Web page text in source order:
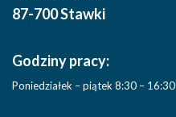
87-700 Stawki
Godziny pracy:
Poniedziałek – piątek 8:30 – 16:30